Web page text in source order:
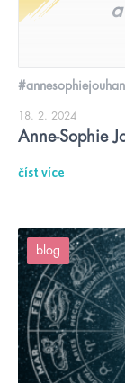
18. 2. 2024
Anne-Sophie
číst více
blog